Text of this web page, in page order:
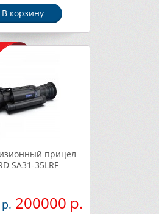
В корзину
прицел
SA31-35LRF
200000 р.